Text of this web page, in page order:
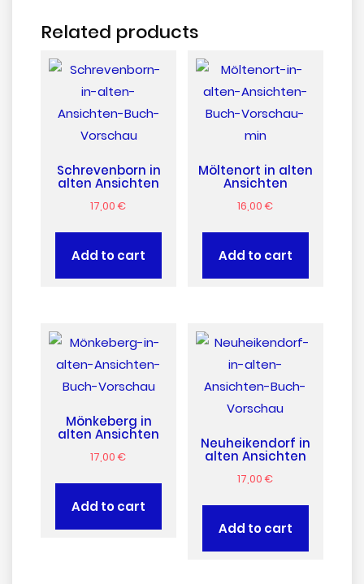
Related products
Schrevenborn in
alten Ansichten
17,00€
Add to cart
Möltenort in alten
Ansichten
16,00€
Add to cart
Mönkeberg in
alten Ansichten
17,00€
Add to cart
Neuheikendorf in
alten Ansichten
17,00€
Add to cart